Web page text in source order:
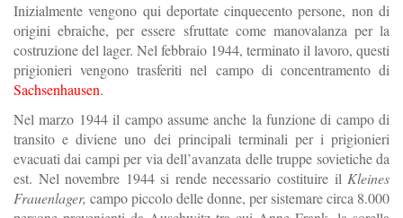
Inizialmente vengono qui deportate cinquecento persone, non di
origini ebraiche,peressere sfruttate come manovalanza per la
costruzionedellager. Nelfebbraio 1944, terminatoillavoro, questi
prigionierivengonotrasferitinel campo di concentramentodi
Sachsenhausen.
Nelmarzo 1944 il campo assumeanche la funzione di campo di
transito e diviene uno dei principali terminali per iprigionieri
evacuatidai campiperviadell’avanzata delletruppe sovieticheda
est. Nel novembre 1944 si rendenecessario costituire il Kleines
Frauenlager, campopiccolodelledonne, persistemarecirca 8.000